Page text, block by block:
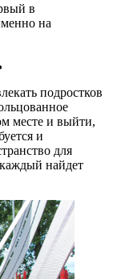
в
на
подростков
месте и выйти,
и
для
найдет